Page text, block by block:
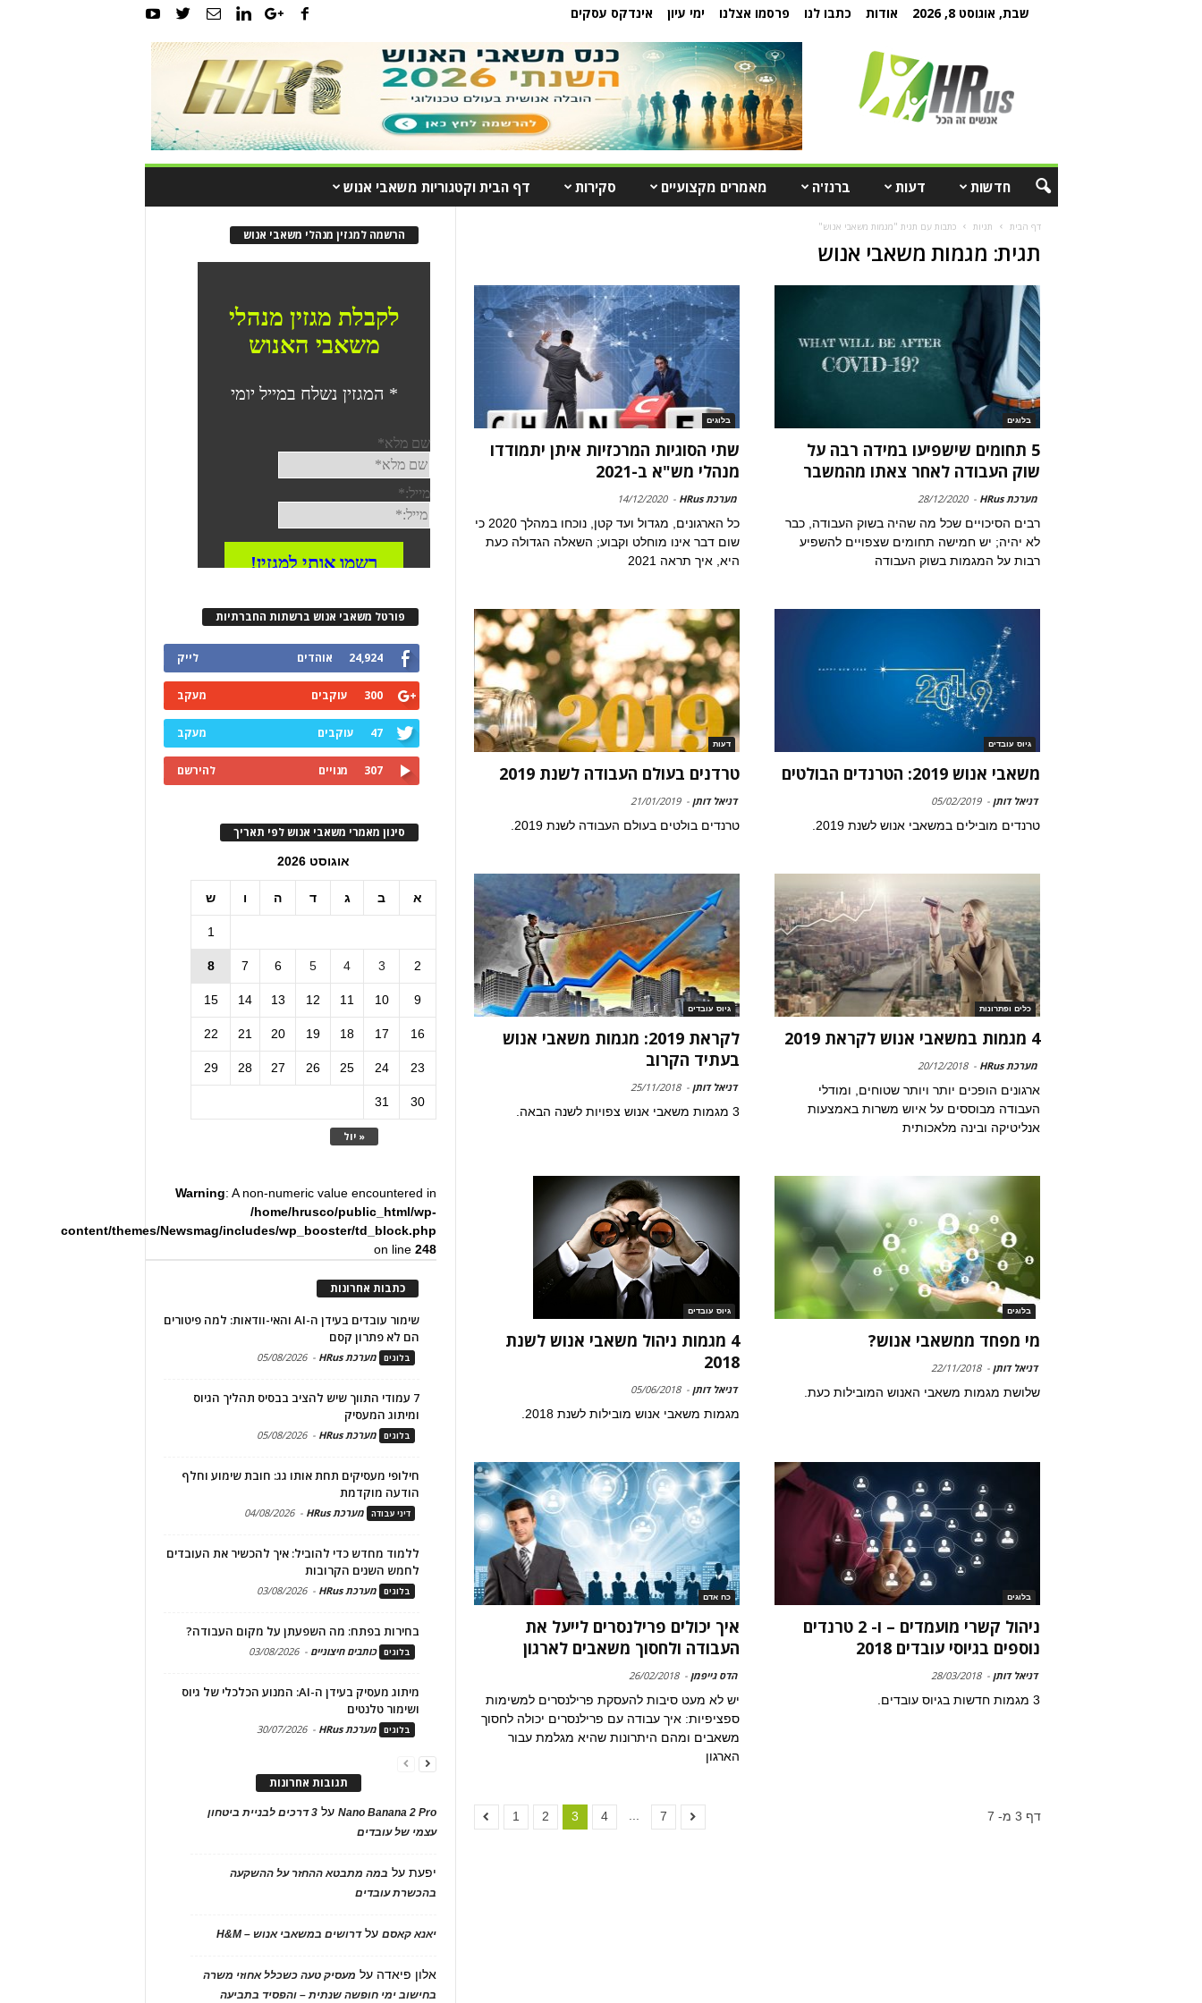
שבת, אוגוסט 8, 2026 אודות כתבו לנו פרסמו אצלנו ימי עיון אינדקס עסקים
חדשות דעות ברנז'ה מאמרים מקצועיים סקירות דף הבית וקטגוריות משאבי אנוש
דף הבית תגיות כתבות עם תגית "מגמות משאבי אנוש"
תגית: מגמות משאבי אנוש
בלוגים
5 תחומים שישפיעו במידה רבה על
שוק העבודה לאחר צאתו מהמשבר
מערכת HRus -
28/12/2020
רבים הסיכויים שכל מה שהיה בשוק העבודה, כבר
לא יהיה; יש חמישה תחומים שצפויים להשפיע
רבות על המגמות בשוק העבודה
בלוגים
שתי הסוגיות המרכזיות איתן יתמודדו
מנהלי מש"א ב-2021
מערכת HRus -
14/12/2020
כל הארגונים, מגדול ועד קטן, נוכחו במהלך 2020 כי
שום דבר אינו מוחלט וקבוע; השאלה הגדולה כעת
היא, איך תראה 2021
גיוס עובדים
משאבי אנוש 2019: הטרנדים הבולטים
דניאל דותן -
05/02/2019
טרנדים מובילים במשאבי אנוש לשנת 2019.
דעות
טרדנים בעולם העבודה לשנת 2019
דניאל דותן -
21/01/2019
טרנדים בולטים בעולם העבודה לשנת 2019.
כלים ופתרונות
4 מגמות במשאבי אנוש לקראת 2019
מערכת HRus -
20/12/2018
ארגונים הופכים יותר ויותר שטוחים, ומודלי
העבודה מבוססים על איוש משרות באמצעות
אנליטיקה ובינה מלאכותית
גיוס עובדים
לקראת 2019: מגמות משאבי אנוש
בעתיד הקרוב
דניאל דותן -
25/11/2018
3 מגמות משאבי אנוש צפויות לשנה הבאה.
בלוגים
מי מפחד ממשאבי אנוש?
דניאל דותן -
22/11/2018
שלושת מגמות משאבי האנוש המובילות כעת.
גיוס עובדים
4 מגמות ניהול משאבי אנוש לשנת
2018
דניאל דותן -
05/06/2018
מגמות משאבי אנוש מובילות לשנת 2018.
בלוגים
ניהול קשרי מועמדים – ו- 2 טרנדים
נוספים בגיוסי עובדים 2018
דניאל דותן -
28/03/2018
3 מגמות חדשות בגיוס עובדים.
כח אדם
איך יכולים פרילנסרים לייעל את
העבודה ולחסוך משאבים לארגון
הדס גייפמן -
26/02/2018
יש לא מעט סיבות להעסקת פרילנסרים למשימות
ספציפיות: איך עבודה עם פרילנסרים יכולה לחסוך
משאבים ומהם היתרונות שהיא מגלמת עבור
הארגון
1 2 3 4 7 דף 3 מ- 7
הרשמה למגזין מנהלי משאבי אנוש
פורטל משאבי אנוש ברשתות החברתיות
24,924 אוהדים לייק
300 עוקבים מעקב
47 עוקבים מעקב
307 מנויים להירשם
סינון מאמרי משאבי אנוש לפי תאריך
אוגוסט 2026
א ב ג ד ה ו ש
« יול
1
2
3
4
5
6
7
8
9
10
11
12
13
14
15
16
17
18
19
20
21
22
23
24
25
26
27
28
29
30
31
Warning: A non-numeric value encountered in
/home/hrusco/public_html/wp-
content/themes/Newsmag/includes/wp_booster/td_block.php
on line248
כתבות אחרונות
שימור עובדים בעידן ה-AI והאי-וודאות: למה פיטורים
הם לא פתרון קסם
בלוגים מערכת HRus -
05/08/2026
7 עמודי התווך שיש להציב בבסיס תהליך הגיוס
ומיתוג המעסיק
בלוגים מערכת HRus -
05/08/2026
חילופי מעסיקים תחת אותו גג: חובת שימוע וחלף
הודעה מוקדמת
דיני עבודה מערכת HRus -
04/08/2026
ללמוד מחדש כדי להוביל: איך להכשיר את העובדים
לחמש השנים הקרובות
בלוגים מערכת HRus -
03/08/2026
בחירות בפתח: מה השפעתן על מקום העבודה?
בלוגים כותבים חיצוניים -
03/08/2026
מיתוג מעסיק בעידן ה-AI: המנוע הכלכלי של גיוס
ושימור טלנטים
בלוגים מערכת HRus -
30/07/2026
תגובות אחרונות
Nano Banana 2 Proעל
3 דרכים לבניית ביטחון
עצמי של עובדים
יפעתעל במה מתבטא ההחזר על ההשקעה
בהכשרת עובדים
יאנא קאסםעלדרושים במשאבי אנוש – H&M
אלון פיאדה על מעסיק טעה כשכלל אחוזי משרה
בחישוב ימי חופשה שנתית – והפסיד בתביעה